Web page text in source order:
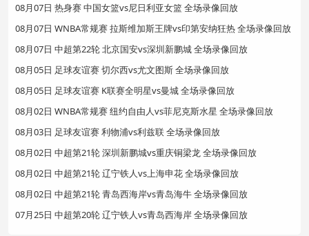
08月07日 热身赛 中国女篮vs尼日利亚女篮 全场录像回放
08月07日 WNBA常规赛 拉斯维加斯王牌vs印第安纳狂热 全场录像回放
08月07日 中超第22轮 北京国安vs深圳新鹏城 全场录像回放
08月05日 足球友谊赛 切尔西vs尤文图斯 全场录像回放
08月05日 足球友谊赛 K联赛全明星vs曼城 全场录像回放
08月02日 WNBA常规赛 纽约自由人vs菲尼克斯水星 全场录像回放
08月03日 足球友谊赛 利物浦vs利兹联 全场录像回放
08月02日 中超第21轮 深圳新鹏城vs重庆铜梁龙 全场录像回放
08月02日 中超第21轮 辽宁铁人vs上海申花 全场录像回放
08月02日 中超第21轮 青岛西海岸vs青岛海牛 全场录像回放
07月25日 中超第20轮 辽宁铁人vs青岛西海岸 全场录像回放